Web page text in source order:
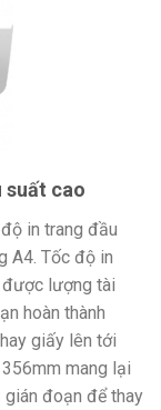
suất cao
in trang đầu
A4. Tốc độ in
lượng tài
hoàn thành
giấy lên tới
mang lại
đoạn để thay